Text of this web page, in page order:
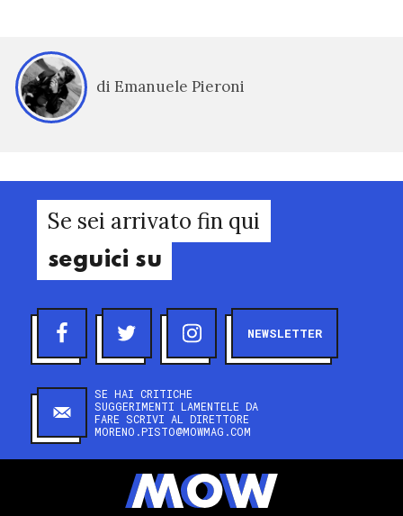
di Emanuele Pieroni
Se sei arrivato fin qui
seguici su
NEWSLETTER
SE HAI CRITICHE
SUGGERIMENTI LAMENTELE DA
FARE SCRIVI AL DIRETTORE
MORENO.PISTO@MOWMAG.COM